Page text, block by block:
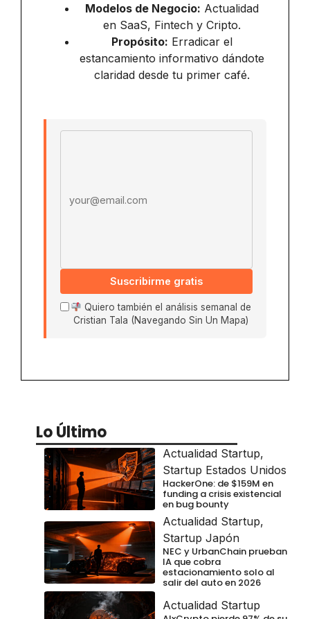
Modelos de Negocio: Actualidad
en SaaS, Fintech y Cripto.
Propósito: Erradicar el
estancamiento informativo dándote
claridad desde tu primer café.
Suscribirme gratis
Quiero también el análisis semanal de
Cristian Tala (Navegando Sin Un Mapa)
Lo Último
Actualidad Startup,
Startup Estados Unidos
HackerOne: de $159M en
funding a crisis existencial
en bug bounty
Actualidad Startup,
Startup Japón
NEC y UrbanChain prueban
IA que cobra
estacionamiento solo al
salir del auto en 2026
Actualidad Startup